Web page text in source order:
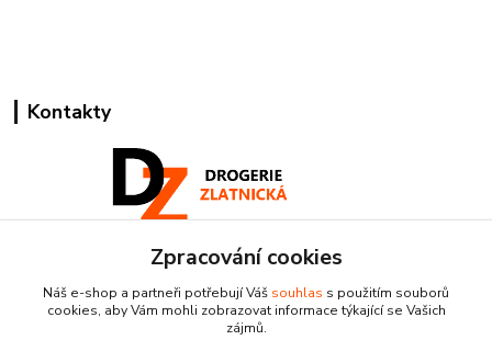
Kontakty
Pracovní doba:
+420 224 818 812
Po-Pá: 8:00-18:00 hod.
Zpracování cookies
Náš e-shop a partneři potřebují Váš souhlas s použitím souborů
cookies, aby Vám mohli zobrazovat informace týkající se Vašich
zájmů.